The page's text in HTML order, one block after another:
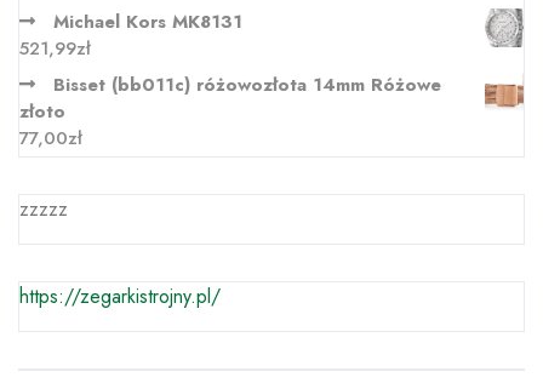
Michael Kors MK8131
521,99zł
Bisset (bb011c) różowozłota 14mm Różowe
złoto
77,00zł
zzzzz
https://zegarkistrojny.pl/